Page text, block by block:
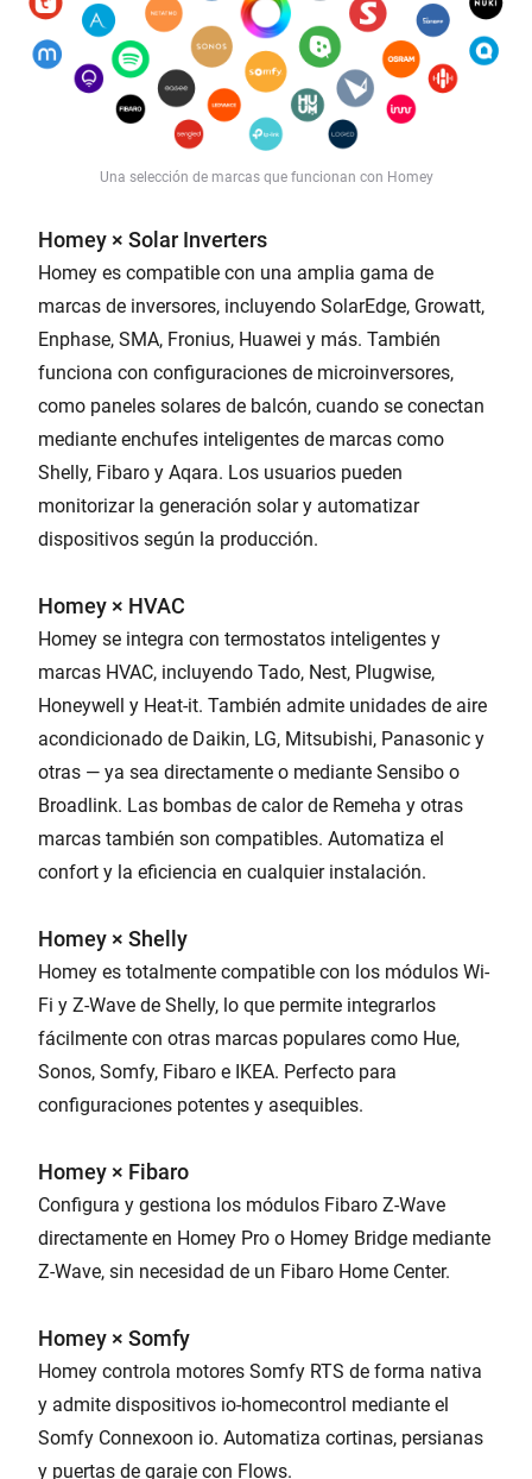
Una selección de marcas que funcionan con Homey
Homey × Solar Inverters
Homey es compatible con una amplia gama de
marcas de inversores, incluyendo SolarEdge, Growatt,
Enphase, SMA, Fronius, Huawei y más. También
funciona con configuraciones de microinversores,
como paneles solares de balcón, cuando se conectan
mediante enchufes inteligentes de marcas como
Shelly, Fibaro y Aqara. Los usuarios pueden
monitorizar la generación solar y automatizar
dispositivos según la producción.
Homey × HVAC
Homey se integra con termostatos inteligentes y
marcas HVAC, incluyendo Tado, Nest, Plugwise,
Honeywell y Heat-it. También admite unidades de aire
acondicionado de Daikin, LG, Mitsubishi, Panasonic y
otras — ya sea directamente o mediante Sensibo o
Broadlink. Las bombas de calor de Remeha y otras
marcas también son compatibles. Automatiza el
confort y la eficiencia en cualquier instalación.
Homey × Shelly
Homey es totalmente compatible con los módulos Wi-
Fi y Z-Wave de Shelly, lo que permite integrarlos
fácilmente con otras marcas populares como Hue,
Sonos, Somfy, Fibaro e IKEA. Perfecto para
configuraciones potentes y asequibles.
Homey × Fibaro
Configura y gestiona los módulos Fibaro Z-Wave
directamente en Homey Pro o Homey Bridge mediante
Z-Wave, sin necesidad de un Fibaro Home Center.
Homey × Somfy
Homey controla motores Somfy RTS de forma nativa
y admite dispositivos io-homecontrol mediante el
Somfy Connexoon io. Automatiza cortinas, persianas
y puertas de garaje con Flows.